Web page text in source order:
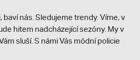
nás. Sledujeme trendy. Víme, v
hitem nadcházející sezóny. My v
sluší. S námi Vás módní policie